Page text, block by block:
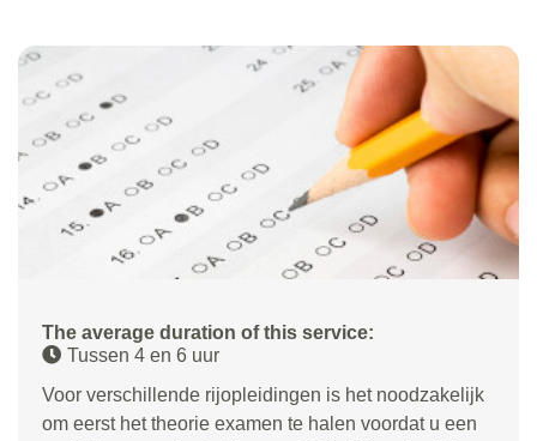
The average duration of this service:
Tussen 4 en 6 uur
Voor verschillende rijopleidingen is het noodzakelijk
om eerst het theorie examen te halen voordat u een